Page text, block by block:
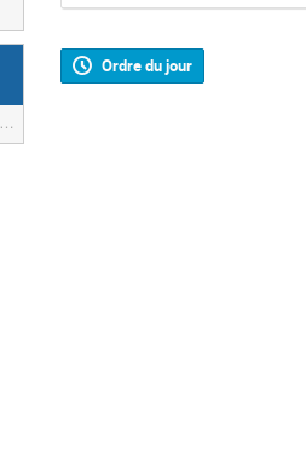
Ordre du jour